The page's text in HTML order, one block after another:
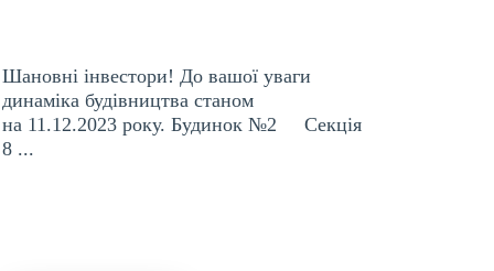
Шановні інвестори! До вашої уваги
динаміка будівництва станом
на 11.12.2023 року. Будинок №2 Секція
8 ...